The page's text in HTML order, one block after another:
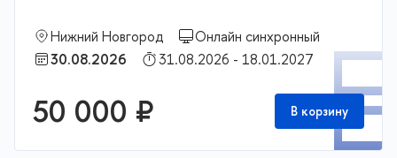
Нижний Новгород
Онлайн синхронный
30.08.2026
31.08.2026 - 18.01.2027
50 000 ₽ В корзину